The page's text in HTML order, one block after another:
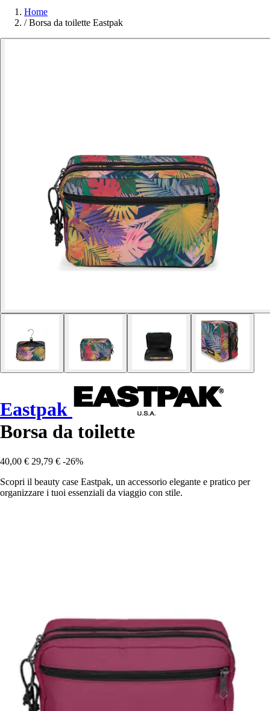
Home
/ Borsa da toilette Eastpak
Eastpak
Borsa da toilette
40,00 € 29,79 € -26%
Scopri il beauty case Eastpak, un accessorio elegante e pratico per
organizzare i tuoi essenziali da viaggio con stile.